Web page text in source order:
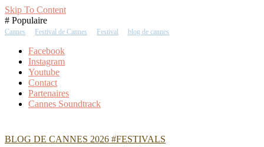
Skip To Content
# Populaire
Cannes Festival de Cannes Festival blog de cannes
Facebook
Instagram
Youtube
Contact
Partenaires
Cannes Soundtrack
BLOG DE CANNES 2026 #FESTIVALS